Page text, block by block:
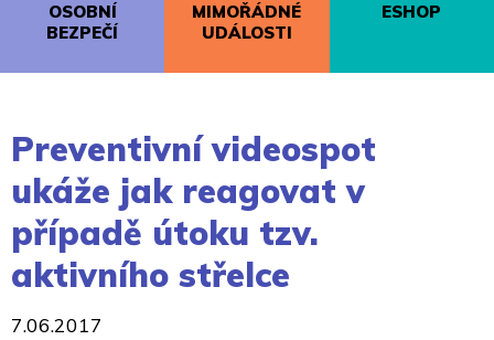
OSOBNÍ
BEZPEČÍ
MIMOŘÁDNÉ
UDÁLOSTI
ESHOP
Preventivní videospot
ukáže jak reagovat v
případě útoku tzv.
aktivního střelce
7.06.2017